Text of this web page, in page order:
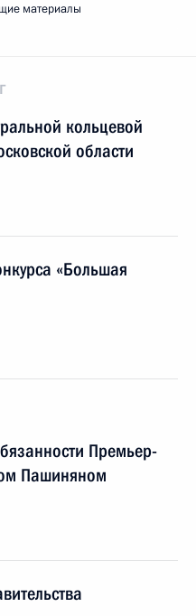
материалы
кольцевой
области
«Большая
Премьер-
Пашиняном